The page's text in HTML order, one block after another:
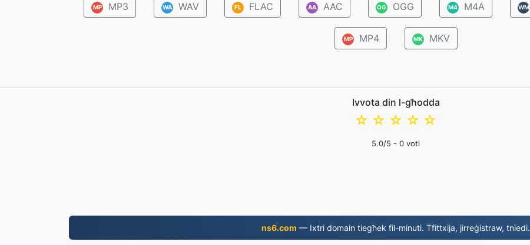
MP MP3 WA WAV FL FLAC AA AAC OG OGG M4 M4A WM
MP MP4 MK MKV
Ivvota din l-għodda
☆
☆
☆
☆
☆
5.0/5 - 0 voti
ns6.com — Ixtri domain tiegħek fil-minuti. Tfittxija, jirreġistraw, tniedi.